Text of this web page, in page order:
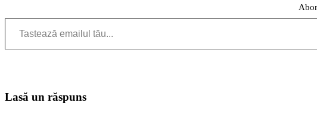
Tastează emailul tău...
Lasă un răspuns